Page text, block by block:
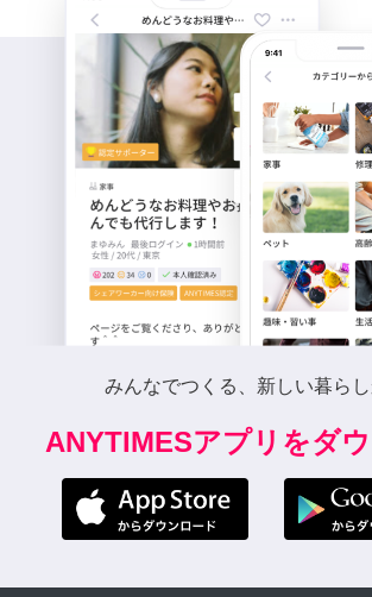
みんなでつくる、新しい暮らし
ANYTIMESアプリをダ